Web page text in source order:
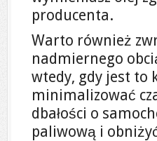
producenta.
Warto również
nadmiernego
wtedy, gdy jest to
minimalizować
dbałości o
paliwową i